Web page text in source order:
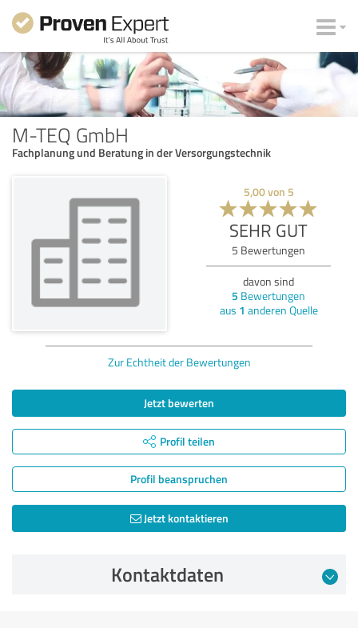
M-TEQ GmbH
Fachplanung und Beratung in der Versorgungstechnik
5,00von 5
SEHR GUT
5 Bewertungen
davon sind
5 Bewertungen
aus 1 anderen Quelle
Zur Echtheit der Bewertungen
Jetzt bewerten
Profil teilen
Profil beanspruchen
Jetzt kontaktieren
Kontaktdaten